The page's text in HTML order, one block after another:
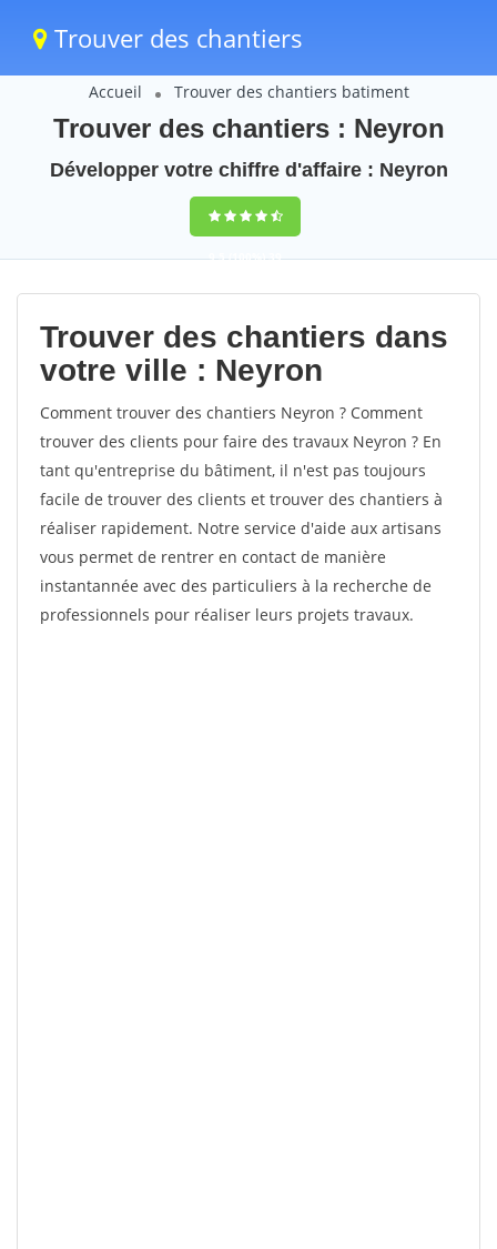
Trouver des chantiers
Accueil Trouver des chantiers batiment
Trouver des chantiers : Neyron
Développer votre chiffre d'affaire : Neyron
9,5(100%)39
votes
Trouver des chantiers dans
votre ville : Neyron
Comment trouver des chantiers Neyron ? Comment
trouver des clients pour faire des travaux Neyron ? En
tant qu'entreprise du bâtiment, il n'est pas toujours
facile de trouver des clients et trouver des chantiers à
réaliser rapidement. Notre service d'aide aux artisans
vous permet de rentrer en contact de manière
instantannée avec des particuliers à la recherche de
professionnels pour réaliser leurs projets travaux.